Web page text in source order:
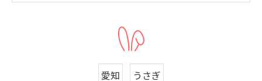
愛知 うさぎ